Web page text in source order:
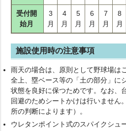
受付開
始月
3
月
4
月
5
月
6
月
7
月
8
月
施設使用時の注意事項
雨天の場合は、原則として野球場は
全上、塁ベース等の「土の部分」に
状態を良好に保つためです。なお、
回避のためシートかけは行いません
所の判断によります）。
ウレタンポイント式のスパイクシュ